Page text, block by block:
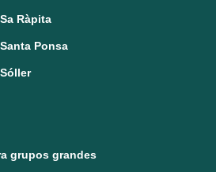
Ràpita
Ponsa
grupos grandes